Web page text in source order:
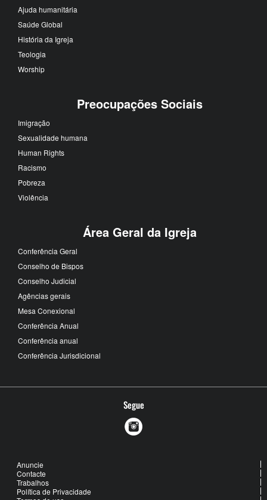
Ajuda humanitária
Saúde Global
História da Igreja
Teologia
Worship
Preocupações Sociais
Imigração
Sexualidade humana
Human Rights
Racismo
Pobreza
Violência
Área Geral da Igreja
Conferência Geral
Conselho de Bispos
Conselho Judicial
Agências gerais
Mesa Conexional
Conferência Anual
Conferência anual
Conferência Jurisdicional
Segue
Anuncie
Contacte
Trabalhos
Política de Privacidade